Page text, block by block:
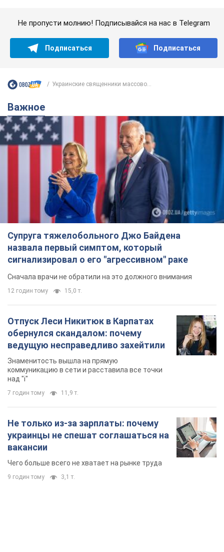
Супруга тяжелобольного Джо Байдена
назвала первый симптом, который
сигнализировал о его "агрессивном" раке
Сначала врачи не обратили на это должного внимания
12 годин тому 15,0 т.
Отпуск Леси Никитюк в Карпатах
обернулся скандалом: почему
ведущую несправедливо захейтили
Знаменитость вышла на прямую
над "i"
7 годин тому 11,9 т.
Не только из-за зарплаты: почему
украинцы не спешат соглашаться на
вакансии
Чего больше всего не хватает на рынке труда
9 годин тому